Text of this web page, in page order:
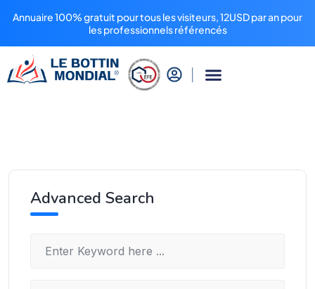
Annuaire 100% gratuit pour tous les visiteurs, 12USD par an pour
les professionnels référencés
Advanced Search